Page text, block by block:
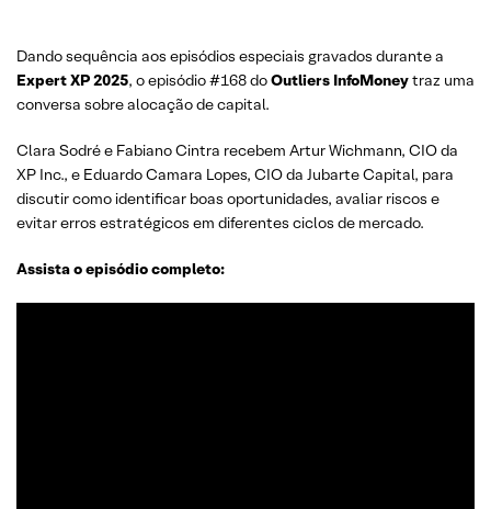
Dando sequência aos episódios especiais gravados durante a
Expert XP 2025, o episódio #168 doOutliers InfoMoneytraz uma
conversa sobre alocação de capital.
Clara Sodré e Fabiano Cintra recebem Artur Wichmann, CIO da
XP Inc., e Eduardo Camara Lopes, CIO da Jubarte Capital, para
discutir como identificar boas oportunidades, avaliar riscos e
evitar erros estratégicos em diferentes ciclos de mercado.
Assista o episódio completo: